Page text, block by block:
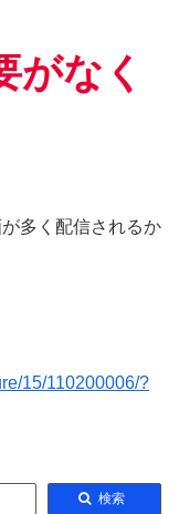
なく
多く配信されるか
15/110200006/?
検索